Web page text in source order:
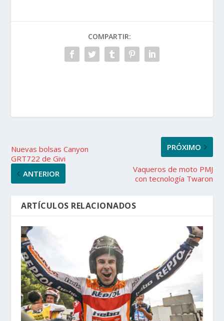
COMPARTIR:
Nuevas bolsas Canyon
GRT722 de Givi
ANTERIOR
PRÓXIMO
Vaqueros de moto PMJ
con tecnología Twaron
ARTÍCULOS RELACIONADOS